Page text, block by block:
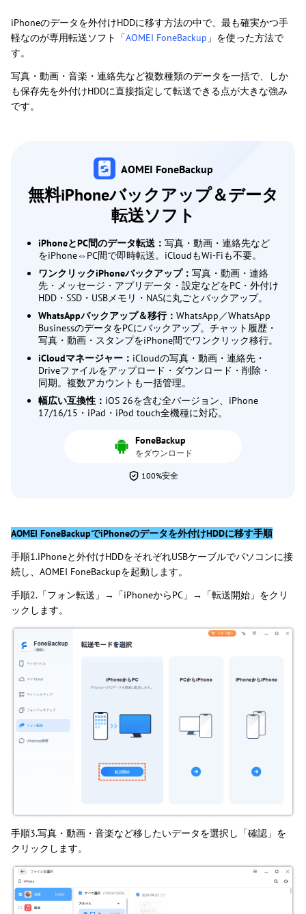
iPhoneのデータを外付けHDDに移す方法の中で、最も確実かつ手
軽なのが専用転送ソフト「AOMEI FoneBackup 」を使った方法で
す。
写真・動画・音楽・連絡先など複数種類のデータを一括で、しか
も保存先を外付けHDDに直接指定して転送できる点が大きな強み
です。
AOMEI FoneBackup
無料iPhoneバックアップ＆データ
転送ソフト
iPhoneとPC間のデータ転送： 写真・動画・連絡先など
をiPhone⇔PC間で即時転送。iCloudもWi-Fiも不要。
ワンクリックiPhoneバックアップ： 写真・動画・連絡
先・メッセージ・アプリデータ・設定などをPC・外付け
HDD・SSD・USBメモリ・NASに丸ごとバックアップ。
WhatsAppバックアップ＆移行： WhatsApp／WhatsApp
BusinessのデータをPCにバックアップ。チャット履歴・
写真・動画・スタンプをiPhone間でワンクリック移行。
iCloudマネージャー： iCloudの写真・動画・連絡先・
Driveファイルをアップロード・ダウンロード・削除・
同期。複数アカウントも一括管理。
幅広い互換性： iOS 26を含む全バージョン、iPhone
17/16/15・iPad・iPod touch全機種に対応。
FoneBackup
をダウンロード
100%安全
AOMEI FoneBackupでiPhoneのデータを外付けHDDに移す手順
手順1.iPhoneと外付けHDDをそれぞれUSBケーブルでパソコンに接
続し、AOMEI FoneBackupを起動します。
手順2.「フォン転送」→「iPhoneからPC」→「転送開始」をクリ
ックします。
手順3.写真・動画・音楽など移したいデータを選択し「確認」を
クリックします。